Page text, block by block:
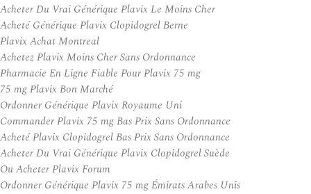
Acheter Du Vrai Générique Plavix Le Moins Cher
Acheté Générique Plavix Clopidogrel Berne
Plavix Achat Montreal
Achetez Plavix Moins Cher Sans Ordonnance
Pharmacie En Ligne Fiable Pour Plavix 75 mg
75 mg Plavix Bon Marché
Ordonner Générique Plavix Royaume Uni
Commander Plavix 75 mg Bas Prix Sans Ordonnance
Acheté Plavix Clopidogrel Bas Prix Sans Ordonnance
Acheter Du Vrai Générique Plavix Clopidogrel Suède
Ou Acheter Plavix Forum
Ordonner Générique Plavix 75 mg Émirats Arabes Unis